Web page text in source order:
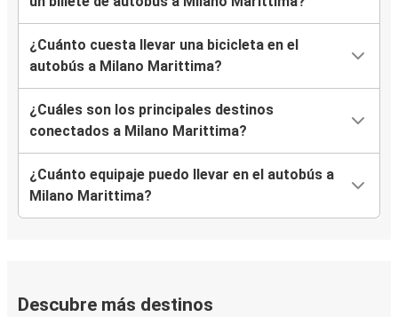
¿Cuánto cuesta llevar una bicicleta en el
autobús a Milano Marittima?
¿Cuáles son los principales destinos
conectados a Milano Marittima?
¿Cuánto equipaje puedo llevar en el autobús a
Milano Marittima?
Descubre más destinos